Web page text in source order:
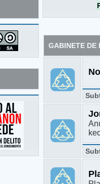
GABINETE DE